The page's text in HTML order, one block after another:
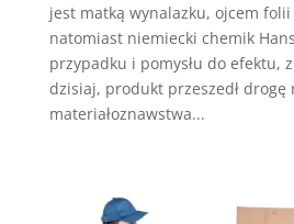
jest matką wynalazku, ojcem
natomiast niemiecki chemik
przypadku i pomysłu do efektu,
dzisiaj, produkt przeszedł drogę
materiałoznawstwa...